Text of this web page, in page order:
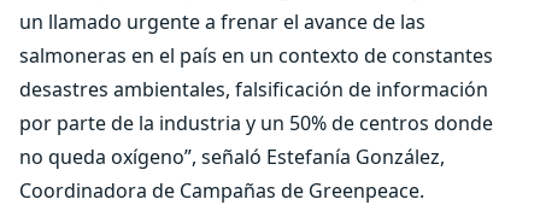
un llamado urgente a frenar el avance de las
salmoneras en el país en un contexto de constantes
desastres ambientales, falsificación de información
por parte de la industria y un 50% de centros donde
no queda oxígeno”, señaló Estefanía González,
Coordinadora de Campañas de Greenpeace.